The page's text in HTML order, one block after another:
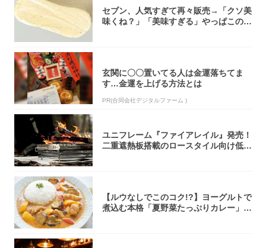
セブン、人気すぎて再々販売→「クソ美
味くね？」「美味すぎる」やっぱこのク
玄関に〇〇置いてる人は金運落ちてま
す…金運を上げる方法とは
PR(合同会社デジタルファーム )
ユニフレーム『ファイアレイル』発売！
二重遮熱板搭載のロースタイル向け低型
【ルウなしでこのコク!?】ヨーグルトで
煮込む本格「夏野菜たっぷりカレー」作